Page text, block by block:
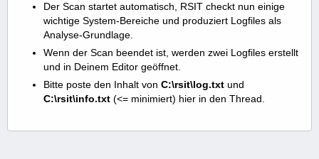
Der Scan startet automatisch, RSIT checkt nun einige
wichtige System-Bereiche und produziert Logfiles als
Analyse-Grundlage.
Wenn der Scan beendet ist, werden zwei Logfiles erstellt
und in Deinem Editor geöffnet.
Bitte poste den Inhalt von C:\rsit\log.txt und
C:\rsit\info.txt (<= minimiert) hier in den Thread.